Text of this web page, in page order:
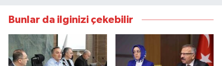
Bunlar da ilginizi çekebilir